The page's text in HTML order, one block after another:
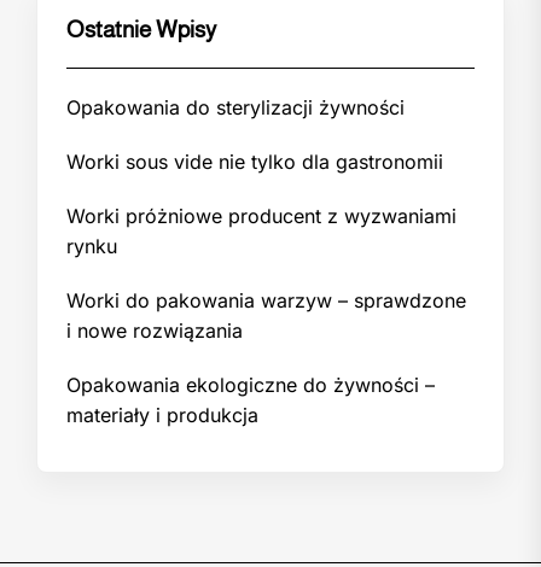
Ostatnie Wpisy
Opakowania do sterylizacji żywności
Worki sous vide nie tylko dla gastronomii
Worki próżniowe producent z wyzwaniami
rynku
Worki do pakowania warzyw – sprawdzone
i nowe rozwiązania
Opakowania ekologiczne do żywności –
materiały i produkcja